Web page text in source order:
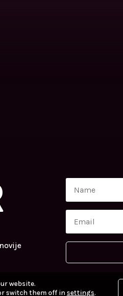
website.
switch them off in settings.